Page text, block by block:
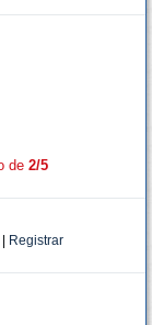
de 2/5
Registrar